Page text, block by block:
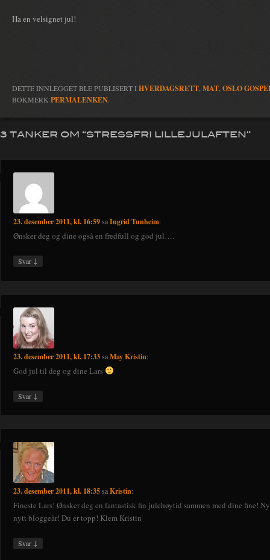
Ha en velsignet jul!
DETTE INNLEGGET BLE PUBLISERT IHVERDAGSRETT MAT OSLO
BOKMERK PERMALENKEN.
3 TANKER OM “STRESSFRI LILLEJULAFTEN”
23. desember 2011, kl. 16:59saIngrid Tunheim:
Ønsker deg og dine også en fredfull og god jul….
Svar ↓
23. desember 2011, kl. 17:33saMay Kristin:
God jul til deg og dine Lars
Svar ↓
23. desember 2011, kl. 18:35saKristin:
Fineste Lars! Ønsker deg en fantastisk fin julehøytid sammen med dine fine!
nytt bloggeår! Du er topp! Klem Kristin
Svar ↓